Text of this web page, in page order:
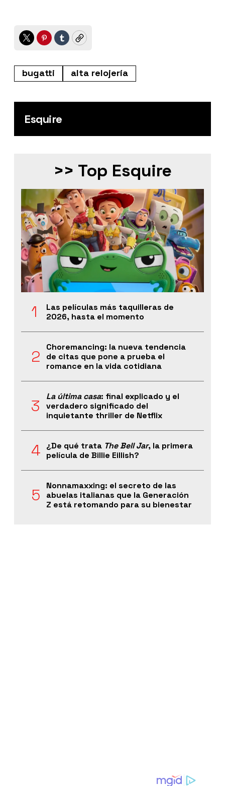
TwitterPinterest
TumblrCopy
bugatti alta relojería
Esquire
>> Top Esquire
Las películas más taquilleras de
2026, hasta el momento
Choremancing: la nueva tendencia
de citas que pone a prueba el
romance en la vida cotidiana
La última casa: final explicado y el
verdadero significado del
inquietante thriller de Netflix
¿De qué trata The Bell Jar, la primera
película de Billie Eillish?
Nonnamaxxing: el secreto de las
abuelas italianas que la Generación
Z está retomando para su bienestar